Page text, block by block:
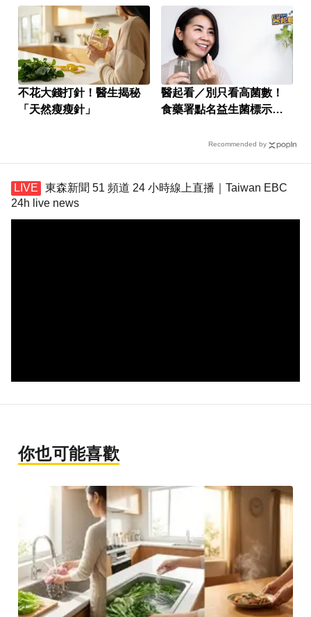
不花大錢打針！醫生揭秘
「天然瘦瘦針」
醫起看／別只看高菌數！
食藥署點名益生菌標示違
Recommended by
東森新聞 51 頻道 24 小時線上直播｜Taiwan EBC
24h live news
你也可能喜歡